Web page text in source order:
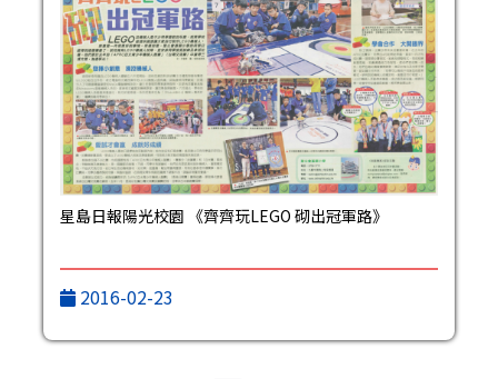
星島日報陽光校園 《齊齊玩LEGO 砌出冠軍路》
2016-02-23